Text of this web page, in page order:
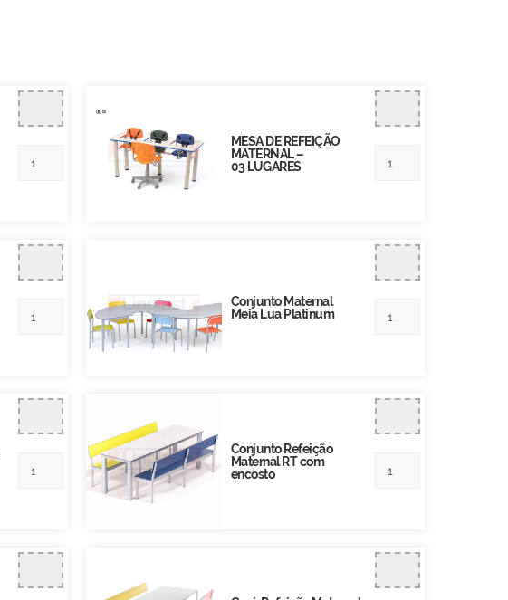
MESA DE REFEIÇÃO
MATERNAL –
03 LUGARES
Conjunto Maternal
Meia Lua Platinum
Conjunto Refeição
Maternal RT com
encosto